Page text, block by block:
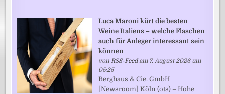
Luca Maroni kürt die besten
Weine Italiens – welche Flaschen
auch für Anleger interessant sein
können
vonRSS-Feedam 7. August 2026 um
05:25
Berghaus & Cie. GmbH
[Newsroom] Köln (ots) – Hohe